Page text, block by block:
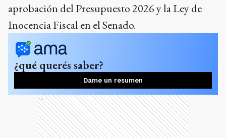
aprobación del Presupuesto 2026 y la Ley de
Inocencia Fiscal en el Senado.
¿qué querés saber?
Dame un resumen
Ads